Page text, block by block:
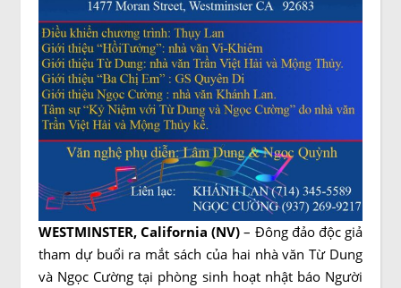
WESTMINSTER, California (NV) – Đông đảo độc giả
tham dự buổi ra mắt sách của hai nhà văn Từ Dung
và Ngọc Cường tại phòng sinh hoạt nhật báo Người